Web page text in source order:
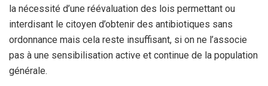
la nécessité d’une réévaluation des lois permettant ou
interdisant le citoyen d’obtenir des antibiotiques sans
ordonnance mais cela reste insuffisant, si on ne l’associe
pas à une sensibilisation active et continue de la population
générale.